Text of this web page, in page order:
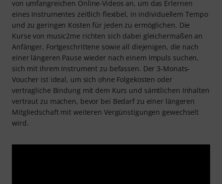
von umfangreichen Online-Videos an, um das Erlernen
eines Instrumentes zeitlich flexibel, in individuellem Tempo
und zu geringen Kosten für jeden zu ermöglichen. Die
Kurse von music2me richten sich dabei gleichermaßen an
Anfänger, Fortgeschrittene sowie all diejenigen, die nach
einer längeren Pause wieder nach einem Impuls suchen,
sich mit ihrem Instrument zu befassen. Der 3-Monats-
Voucher ist ideal, um sich ohne Folgekosten oder
vertragliche Bindung mit dem Kurs und sämtlichen Inhalten
vertraut zu machen, bevor bei Bedarf zu einer längeren
Mitgliedschaft mit weiteren Vergünstigungen gewechselt
wird.